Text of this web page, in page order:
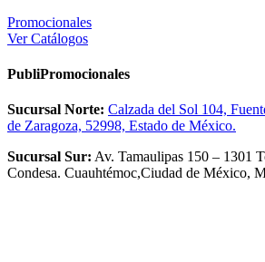
Promocionales
Ver Catálogos
PubliPromocionales
Sucursal Norte: Calzada del Sol 104,
de Zaragoza, 52998, Estado de México.
Sucursal Sur: Av. Tamaulipas 150 – 1301
Condesa. Cuauhtémoc,Ciudad de México,